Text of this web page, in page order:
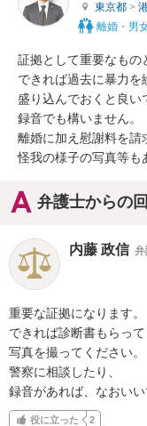
東京都 >
離婚・男
証拠として重要なもの
できれば過去に暴力を
盛り込んでおくと良い
録音でも構いません。
離婚に加え慰謝料を請
怪我の様子の写真等も
弁護士からの
内藤 政信
重要な証拠になります。
できれば診断書もらって
写真を撮ってください。
警察に相談したり、
録音があれば、なおいい
役に立った 2